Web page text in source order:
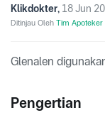
Klikdokter, 18 Jun
Ditinjau Oleh Tim
Glenalen
Pengertian